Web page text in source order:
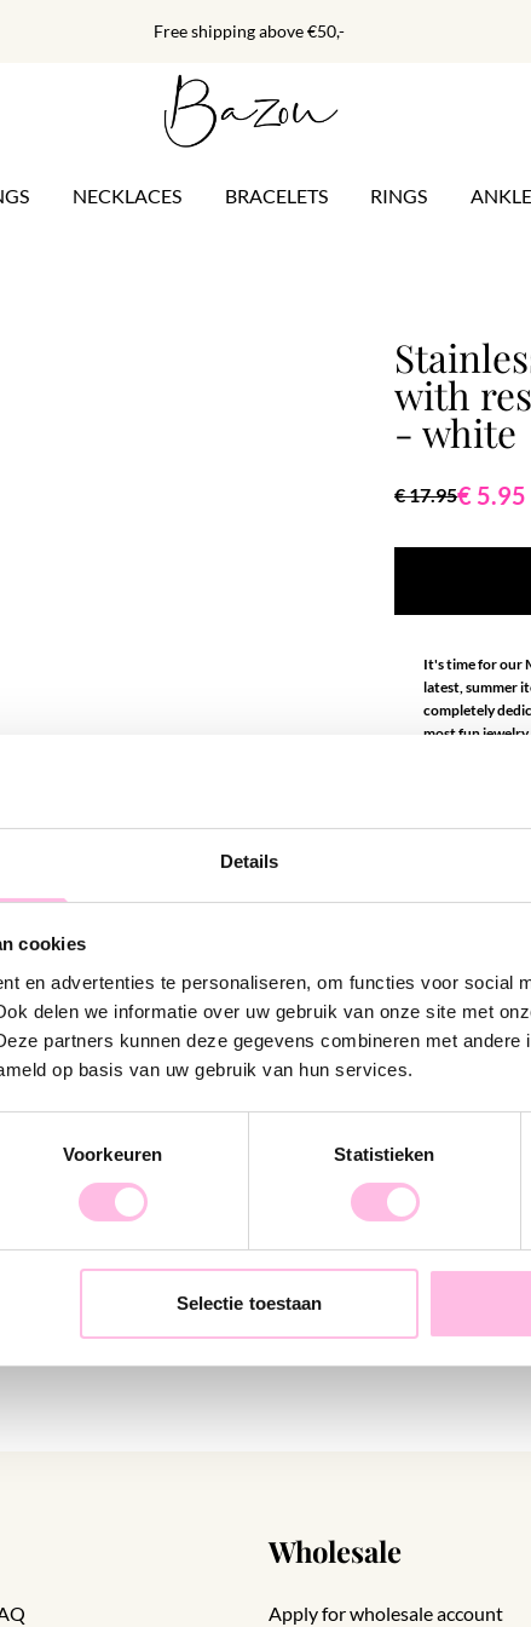
Details
cookies
en advertenties te personaliseren, om functies voor social
delen we informatie over uw gebruik van onze site met
partners kunnen deze gegevens combineren met andere
op basis van uw gebruik van hun services.
Voorkeuren Statistieken
Selectie toestaan
Free shipping above €50,-
NECKLACES BRACELETS RINGS
with
- white
€ 17.95€ 5.95
It's time for our
latest, summer
completely
most fun jewelry
Note: items
STARFISH Woven bracelet CRABBY
Wholesale
Apply for wholesale account